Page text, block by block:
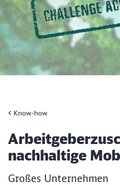
Know-how
Artikel:
nachhaltige
Großes Unternehmen